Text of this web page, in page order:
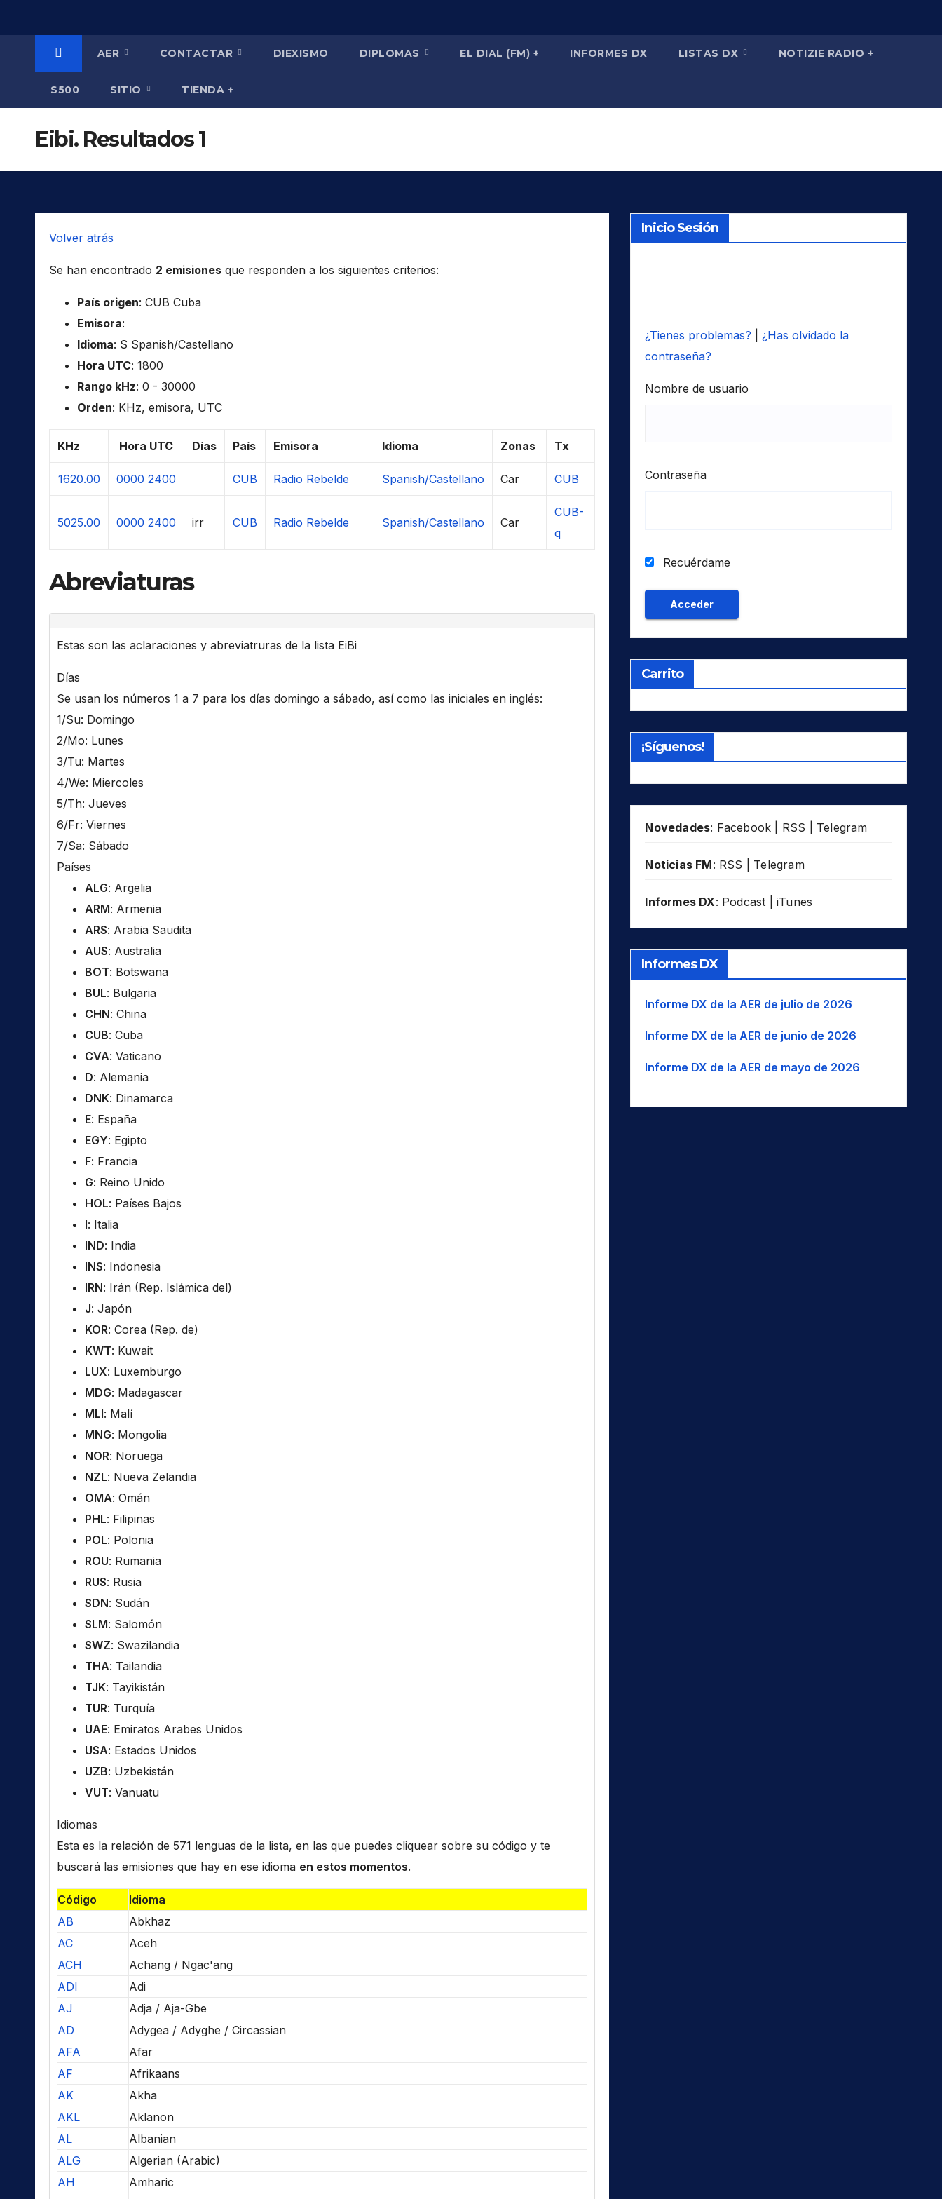
AER CONTACTAR DIEXISMO DIPLOMAS EL DIAL (FM) + INFORMES DX LISTAS DX NOTIZIE RADIO +
S500 SITIO TIENDA +
Eibi. Resultados 1
Volver atrás
Se han encontrado 2 emisiones que responden a los siguientes criterios:
País origen: CUB Cuba
Emisora:
Idioma: S Spanish/Castellano
Hora UTC: 1800
Rango kHz: 0 - 30000
Orden: KHz, emisora, UTC
KHz Hora UTC Días País Emisora Idioma Zonas Tx
1620.00 0000 2400 CUB Radio Rebelde Spanish/Castellano Car CUB
5025.00 0000 2400 irr CUB Radio Rebelde Spanish/Castellano Car
CUB-
q
Abreviaturas
Estas son las aclaraciones y abreviatruras de la lista EiBi
Días
Se usan los números 1 a 7 para los días domingo a sábado, así como las iniciales en inglés:
1/Su: Domingo
2/Mo: Lunes
3/Tu: Martes
4/We: Miercoles
5/Th: Jueves
6/Fr: Viernes
7/Sa: Sábado
Países
ALG: Argelia
ARM: Armenia
ARS: Arabia Saudita
AUS: Australia
BOT: Botswana
BUL: Bulgaria
CHN: China
CUB: Cuba
CVA: Vaticano
D: Alemania
DNK: Dinamarca
E: España
EGY: Egipto
F: Francia
G: Reino Unido
HOL: Países Bajos
I: Italia
IND: India
INS: Indonesia
IRN: Irán (Rep. Islámica del)
J: Japón
KOR: Corea (Rep. de)
KWT: Kuwait
LUX: Luxemburgo
MDG: Madagascar
MLI: Malí
MNG: Mongolia
NOR: Noruega
NZL: Nueva Zelandia
OMA: Omán
PHL: Filipinas
POL: Polonia
ROU: Rumania
RUS: Rusia
SDN: Sudán
SLM: Salomón
SWZ: Swazilandia
THA: Tailandia
TJK: Tayikistán
TUR: Turquía
UAE: Emiratos Arabes Unidos
USA: Estados Unidos
UZB: Uzbekistán
VUT: Vanuatu
Idiomas
Esta es la relación de 571 lenguas de la lista, en las que puedes cliquear sobre su código y te
buscará las emisiones que hay en ese idioma en estos momentos.
Código
Idioma
AB
Abkhaz
AC
Aceh
ACH
Achang / Ngac'ang
ADI
Adi
AJ
Adja / Aja-Gbe
AD
Adygea / Adyghe / Circassian
AFA
Afar
AF
Afrikaans
AK
Akha
AKL
Aklanon
AL
Albanian
ALG
Algerian (Arabic)
AH
Amharic
Inicio Sesión
¿Tienes problemas? |¿Has olvidado la
contraseña?
Nombre de usuario
Contraseña
Recuérdame
Carrito
¡Síguenos!
Novedades: Facebook RSS Telegram
Noticias FM: RSS Telegram
Informes DX: Podcast iTunes
Informes DX
Informe DX de la AER de julio de 2026
Informe DX de la AER de junio de 2026
Informe DX de la AER de mayo de 2026